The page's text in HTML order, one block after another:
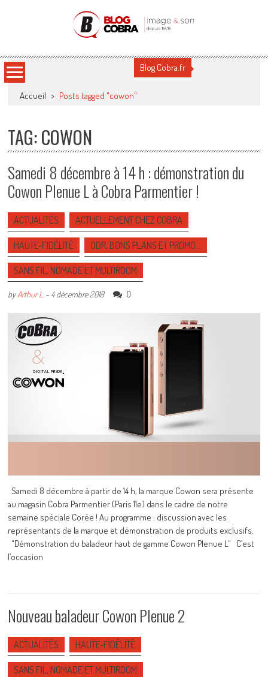
Blog Cobra
Blog Cobra.fr
Accueil > Posts tagged "cowon"
TAG: COWON
Samedi 8 décembre à 14 h : démonstration du
Cowon Plenue L à Cobra Parmentier !
ACTUALITÉS ACTUELLEMENT CHEZ COBRA
HAUTE-FIDÉLITÉ ODR, BONS PLANS ET PROMO…
SANS FIL, NOMADE ET MULTIROOM
byArthur L. - 4 décembre 2018 0
Samedi 8 décembre à partir de 14 h, la marque Cowon sera présente
au magasin Cobra Parmentier (Paris 11e) dans le cadre de notre
semaine spéciale Corée ! Au programme : discussion avec les
représentants de la marque et démonstration de produits exclusifs.
"Démonstration du baladeur haut de gamme Cowon Plenue L" C’est
l’occasion
Nouveau baladeur Cowon Plenue 2
ACTUALITÉS HAUTE-FIDÉLITÉ
SANS FIL, NOMADE ET MULTIROOM